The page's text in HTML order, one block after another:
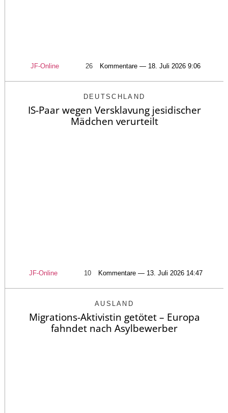
JF-Online 26 Kommentare — 18. Juli 2026 9:06
DEUTSCHLAND
IS-Paar wegen Versklavung jesidischer
Mädchen verurteilt
JF-Online 10 Kommentare — 13. Juli 2026 14:47
AUSLAND
Migrations-Aktivistin getötet – Europa
fahndet nach Asylbewerber